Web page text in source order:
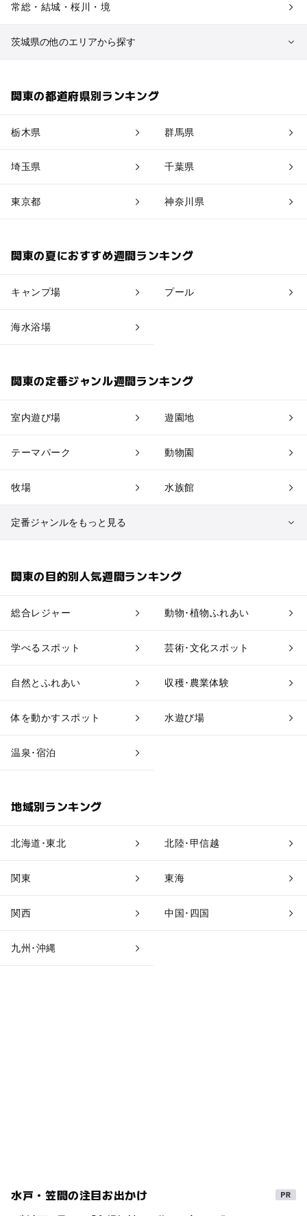
常総・結城・桜川・境
茨城県の他のエリアから探す
関東の都道府県別ランキング
栃木県 群馬県
埼玉県 千葉県
東京都 神奈川県
関東の夏におすすめ週間ランキング
キャンプ場 プール
海水浴場
関東の定番ジャンル週間ランキング
室内遊び場 遊園地
テーマパーク 動物園
牧場 水族館
定番ジャンルをもっと見る
関東の目的別人気週間ランキング
総合レジャー 動物･植物ふれあい
学べるスポット 芸術･文化スポット
自然とふれあい 収穫･農業体験
体を動かすスポット 水遊び場
温泉･宿泊
地域別ランキング
北海道･東北 北陸･甲信越
関東 東海
関西 中国･四国
九州･沖縄
水戸・笠間の注目お出かけ